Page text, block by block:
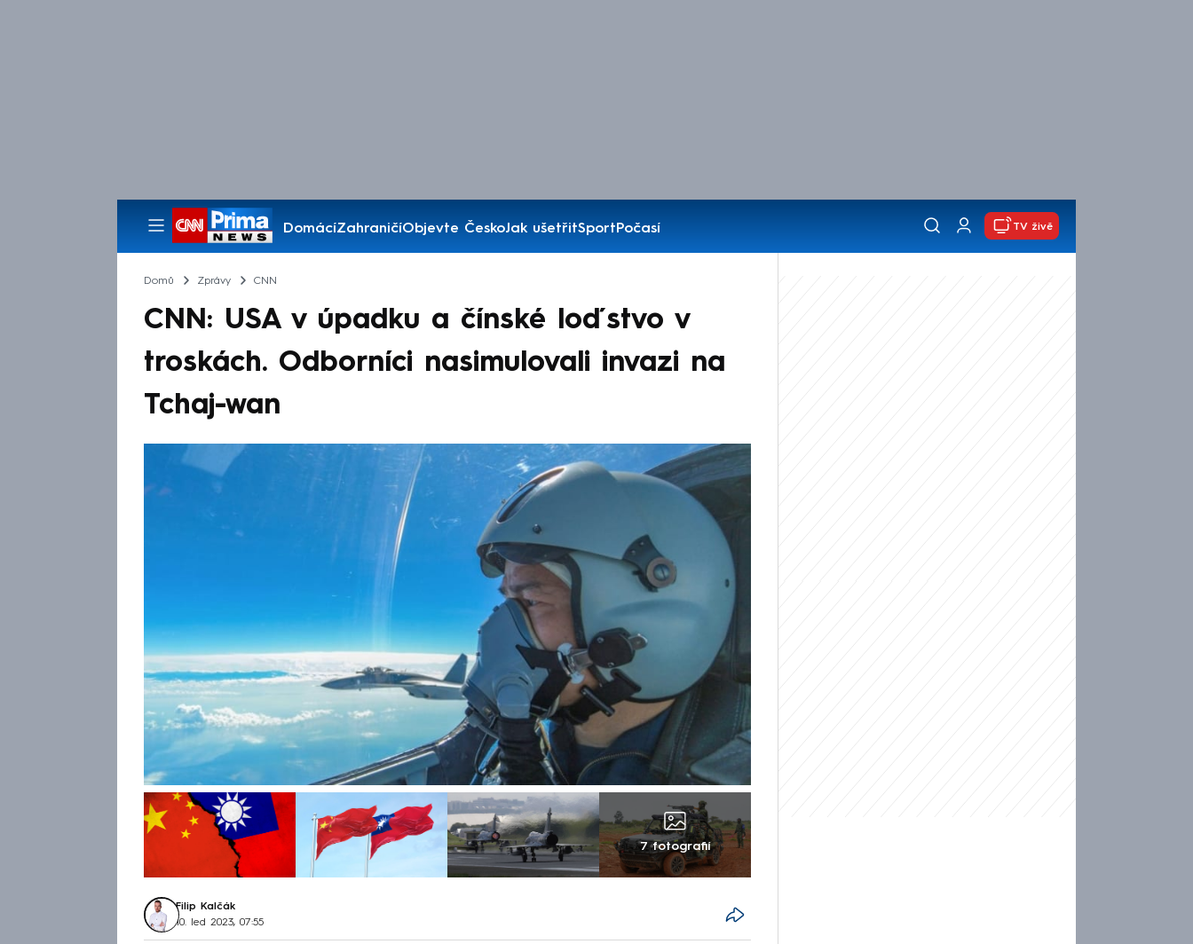
DomácíZahraničíObjevte ČeskoJak ušetřitSportPočasí
Pořady
TV živě
Domů Zprávy CNN
CNN: USA v úpadku a čínské loďstvo v
troskách. Odborníci nasimulovali invazi na
Tchaj-wan
7 fotografií
Filip Kalčák
10. led 2023, 07:55